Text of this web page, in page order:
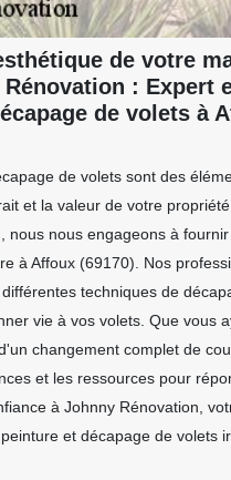
de votre
: Expert
de volets à
de volets sont des
et la valeur de votre
nous nous engageons à
à Affoux (69170). Nos
techniques de
vie à vos volets. Que vous
changement complet de
et les ressources pour
à Johnny Rénovation,
et décapage de volets